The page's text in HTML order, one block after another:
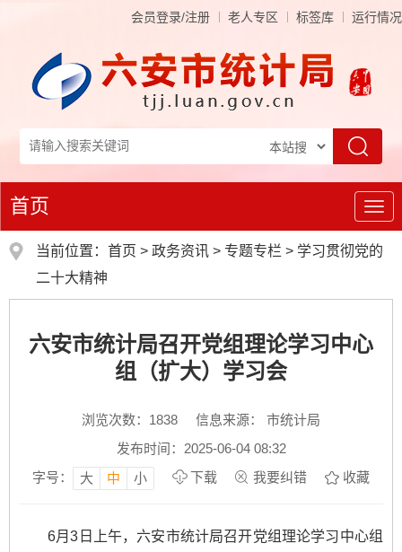
会员登录/注册 老人专区 标签库 运行情况
导
航
首页
当前位置： 首页 > 政务资讯 > 专题专栏 > 学习贯彻党的
二十大精神
六安市统计局召开党组理论学习中心
组（扩大）学习会
浏览次数： 1838
信息来源： 市统计局
发布时间：2025-06-04 08:32
字号：
大 中 小 下载 我要纠错 收藏
6月3日上午，六安市统计局召开党组理论学习中心组